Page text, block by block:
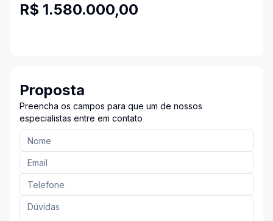
R$ 1.580.000,00
Proposta
Preencha os campos para que um de nossos
especialistas entre em contato